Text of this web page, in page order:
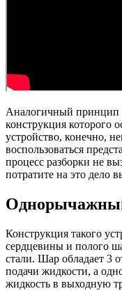
Аналогичный принцип
конструкция которого
устройство, конечно,
воспользоваться
процесс разборки не
потратите на это дело
Конструкция такого
сердцевины и полого
стали. Шар обладает 3
подачи жидкости, а
жидкость в выходную